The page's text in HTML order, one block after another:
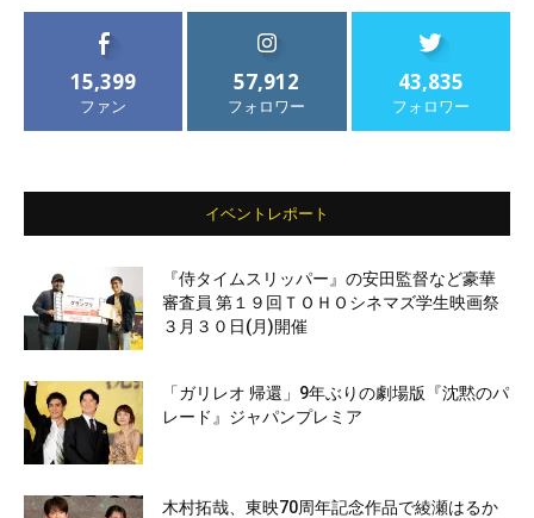
15,399
ファン
57,912
フォロワー
43,835
フォロワー
イベントレポート
『侍タイムスリッパー』の安田監督など豪華
審査員 第１９回ＴＯＨＯシネマズ学生映画祭
３月３０日(月)開催
「ガリレオ 帰還」9年ぶりの劇場版『沈黙のパ
レード』ジャパンプレミア
木村拓哉、東映70周年記念作品で綾瀬はるか